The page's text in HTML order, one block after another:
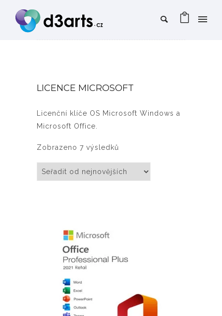
LICENCE MICROSOFT
Licenční klíče OS Microsoft Windows a
Microsoft Office.
Zobrazeno 7 výsledků